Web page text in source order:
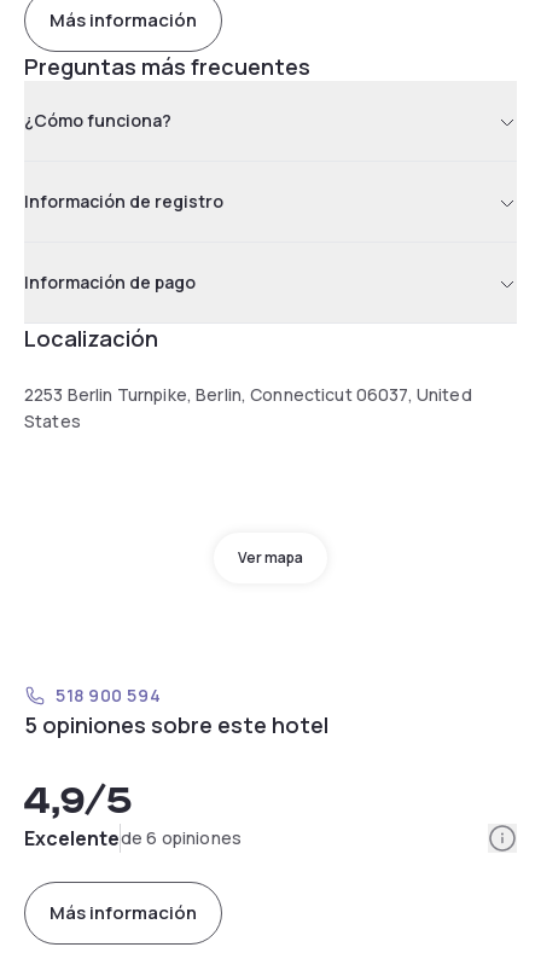
Más información
Preguntas más frecuentes
¿Cómo funciona?
Información de registro
Información de pago
Localización
2253 Berlin Turnpike, Berlin, Connecticut 06037, United
States
Ver mapa
518 900 594
5 opiniones sobre este hotel
4,9/5
Excelentede 6 opiniones
Más información